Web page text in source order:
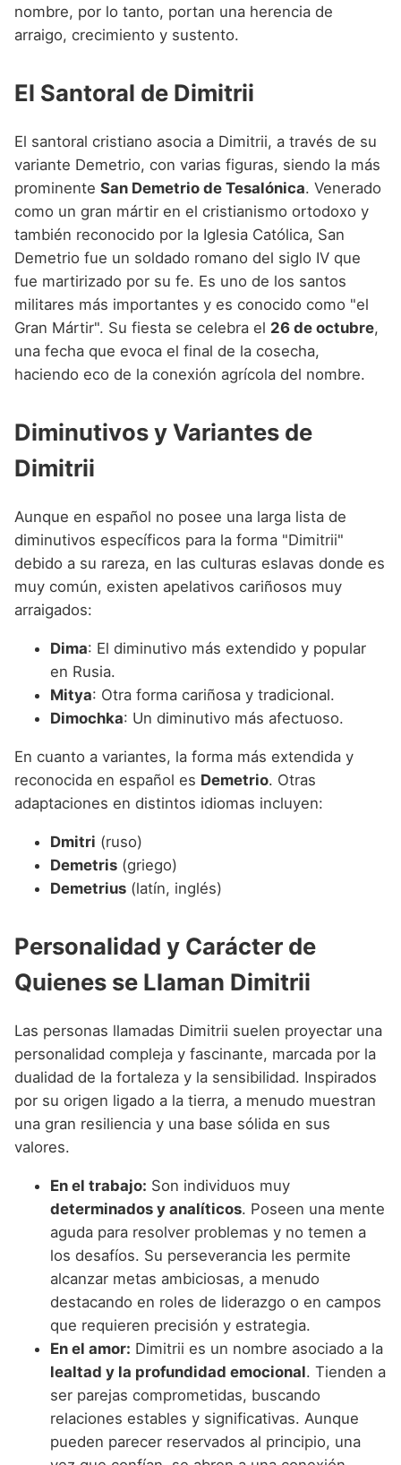
nombre, por lo tanto, portan una herencia de
arraigo, crecimiento y sustento.
El Santoral de Dimitrii
El santoral cristiano asocia a Dimitrii, a través de su
variante Demetrio, con varias figuras, siendo la más
prominente San Demetrio de Tesalónica. Venerado
como un gran mártir en el cristianismo ortodoxo y
también reconocido por la Iglesia Católica, San
Demetrio fue un soldado romano del siglo IV que
fue martirizado por su fe. Es uno de los santos
militares más importantes y es conocido como "el
Gran Mártir". Su fiesta se celebra el 26 de octubre,
una fecha que evoca el final de la cosecha,
haciendo eco de la conexión agrícola del nombre.
Diminutivos y Variantes de
Dimitrii
Aunque en español no posee una larga lista de
diminutivos específicos para la forma "Dimitrii"
debido a su rareza, en las culturas eslavas donde es
muy común, existen apelativos cariñosos muy
arraigados:
Dima: El diminutivo más extendido y popular
en Rusia.
Mitya: Otra forma cariñosa y tradicional.
Dimochka: Un diminutivo más afectuoso.
En cuanto a variantes, la forma más extendida y
reconocida en español es Demetrio. Otras
adaptaciones en distintos idiomas incluyen:
Dmitri (ruso)
Demetris (griego)
Demetrius (latín, inglés)
Personalidad y Carácter de
Quienes se Llaman Dimitrii
Las personas llamadas Dimitrii suelen proyectar una
personalidad compleja y fascinante, marcada por la
dualidad de la fortaleza y la sensibilidad. Inspirados
por su origen ligado a la tierra, a menudo muestran
una gran resiliencia y una base sólida en sus
valores.
En el trabajo: Son individuos muy
determinados y analíticos. Poseen una mente
aguda para resolver problemas y no temen a
los desafíos. Su perseverancia les permite
alcanzar metas ambiciosas, a menudo
destacando en roles de liderazgo o en campos
que requieren precisión y estrategia.
En el amor: Dimitrii es un nombre asociado a la
lealtad y la profundidad emocional. Tienden a
ser parejas comprometidas, buscando
relaciones estables y significativas. Aunque
pueden parecer reservados al principio, una